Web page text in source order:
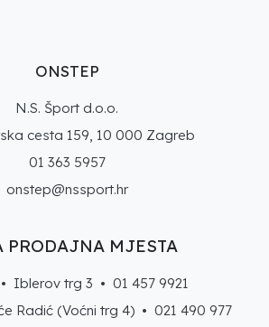
ONSTEP
N.S. Šport d.o.o.
cesta 159, 10 000 Zagreb
01 363 5957
onstep@nssport.hr
PRODAJNA MJESTA
Iblerov trg 3 • 01 457 9921
Radić (Voćni trg 4) • 021 490 977